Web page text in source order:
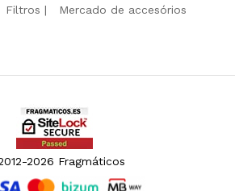
Filtros Mercado de accesórios
2026 Fragmáticos